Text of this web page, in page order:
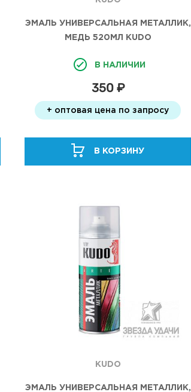
ЭМАЛЬ УНИВЕРСАЛЬНАЯ МЕТАЛЛИК,
МЕДЬ 520МЛ KUDO
В НАЛИЧИИ
350 ₽
+ оптовая цена по запросу
В КОРЗИНУ
KUDO
ЭМАЛЬ УНИВЕРСАЛЬНАЯ МЕТАЛЛИК,